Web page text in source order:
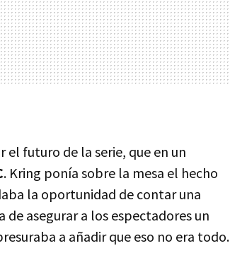
futuro de la serie, que en un
. Kring ponía sobre la mesa el hecho
la oportunidad de contar una
asegurar a los espectadores un
a añadir que eso no era todo.